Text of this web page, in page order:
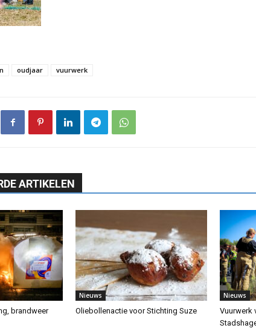
oudjaar vuurwerk
ARTIKELEN
brandweer
Nieuws
Oliebollenactie voor Stichting Suze
Nieuws
Vuurwerk